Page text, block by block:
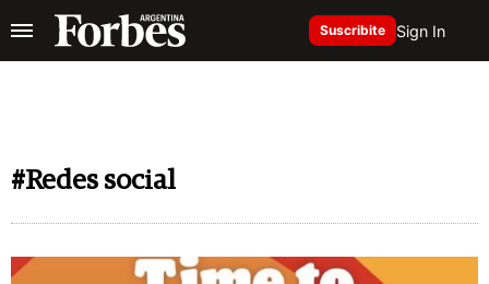
Suscribite Sign In
#Redes social